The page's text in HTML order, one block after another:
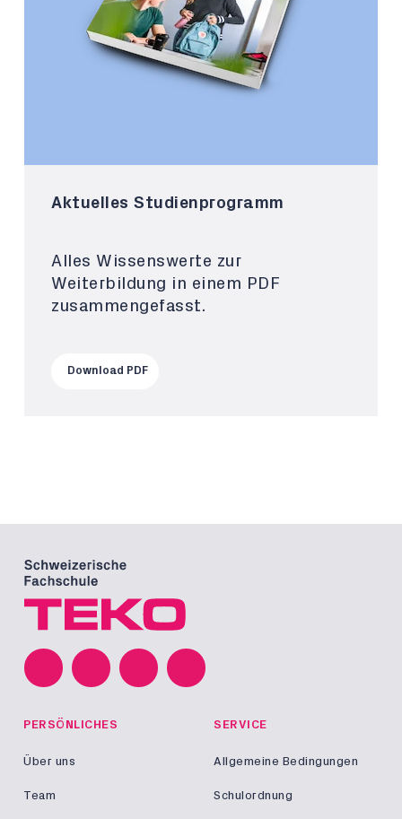
Aktuelles Studienprogramm
Alles Wissenswerte zur
Weiterbildung in einem PDF
zusammengefasst.
Download PDF
PERSÖNLICHES
Über uns
Team
SERVICE
Allgemeine Bedingungen
Schulordnung